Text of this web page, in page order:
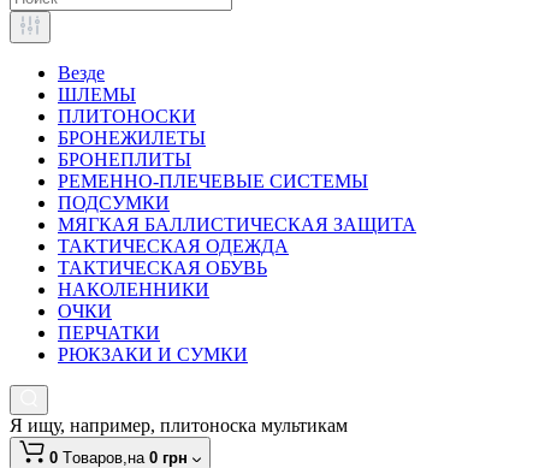
Везде
ШЛЕМЫ
ПЛИТОНОСКИ
БРОНЕЖИЛЕТЫ
БРОНЕПЛИТЫ
РЕМЕННО-ПЛЕЧЕВЫЕ СИСТЕМЫ
ПОДСУМКИ
МЯГКАЯ БАЛЛИСТИЧЕСКАЯ ЗАЩИТА
ТАКТИЧЕСКАЯ ОДЕЖДА
ТАКТИЧЕСКАЯ ОБУВЬ
НАКОЛЕННИКИ
ОЧКИ
ПЕРЧАТКИ
РЮКЗАКИ И СУМКИ
Я ищу, например, плитоноска мультикам
0 Tоваров,на 0 грн